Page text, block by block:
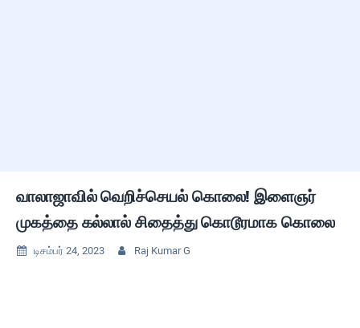
வாலாஜாவில் வெறிச்செயல் கொலை! இளைஞர்
முகத்தை கல்லால் சிதைத்து கொடூரமாக கொலை
 டிசம்பர் 24, 2023  Raj Kumar G